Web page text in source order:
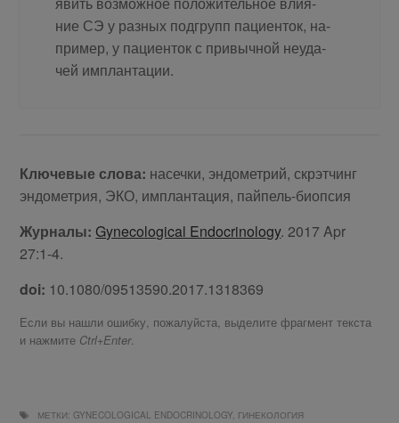
ние СЭ у раз­ных под­групп па­ци­ен­ток, на­
при­мер, у па­ци­ен­ток с при­выч­ной неуда­
чей им­план­тации.
Клю­че­вые сло­ва: на­сеч­ки, эн­до­мет­рий, скр­эт­чинг
эн­до­мет­рия, ЭКО, им­план­та­ция, пай­пель-биопсия
Журналы: Gynecological Endocrinology. 2017 Apr
27:1-4.
doi: 10.1080/09513590.2017.1318369
Если вы нашли ошибку, пожалуйста, выделите фрагмент текста
и нажмите Ctrl+Enter.
МЕТКИ:GYNECOLOGICAL ENDOCRINOLOGY, ГИНЕКОЛОГИЯ